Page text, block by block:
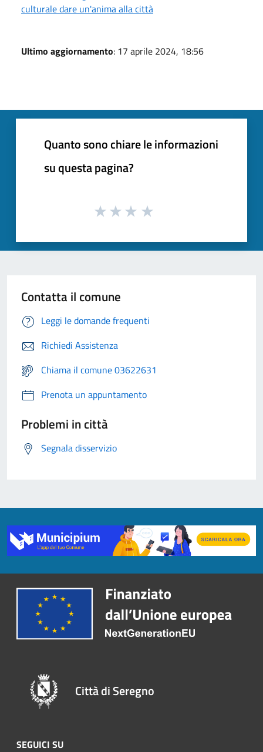
culturale dare un'anima alla città
Ultimo aggiornamento: 17 aprile 2024, 18:56
Quanto sono chiare le informazioni
su questa pagina?
Contatta il comune
Leggi le domande frequenti
Richiedi Assistenza
Chiama il comune 03622631
Prenota un appuntamento
Problemi in città
Segnala disservizio
Città di Seregno
SEGUICI SU